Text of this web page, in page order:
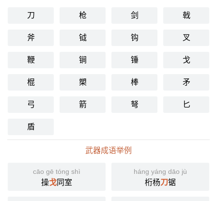
刀 枪 剑 戟
斧 钺 钩 叉
鞭 锏 锤 戈
棍 槊 棒 矛
弓 箭 弩 匕
盾
武器成语举例
cāo gē tóng shì
操戈同室
háng yáng dāo jù
桁杨刀锯